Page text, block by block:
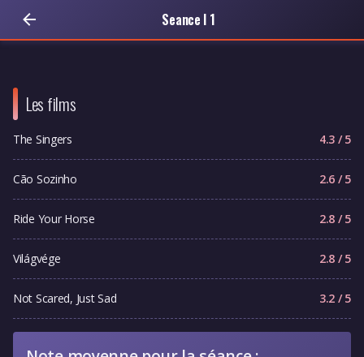
Seance I 1
Les films
The Singers 4.3 / 5
Cão Sozinho 2.6 / 5
Ride Your Horse 2.8 / 5
Világvége 2.8 / 5
Not Scared, Just Sad 3.2 / 5